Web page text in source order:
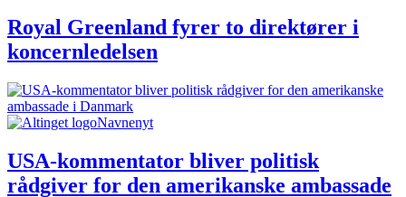
Royal Greenland fyrer to direktører i
koncernledelsen
Navnenyt
USA-kommentator bliver politisk
rådgiver for den amerikanske ambassade